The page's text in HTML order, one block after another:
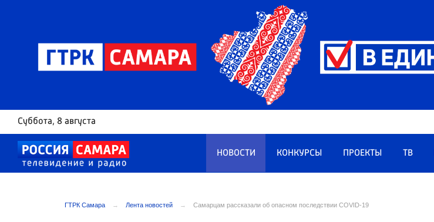
Суббота, 8 августа
НОВОСТИ КОНКУРСЫ ПРОЕКТЫ ТВ
ГТРК Самара Лента новостей Самарцам рассказали об опасном последствии COVID-19